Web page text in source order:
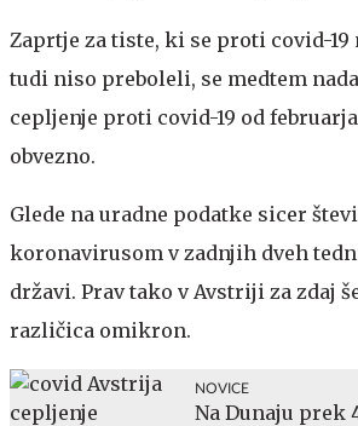
Zaprtje za tiste, ki se proti covid-
tudi niso preboleli, se medtem
cepljenje proti covid-19 od
obvezno.
Glede na uradne podatke sicer
koronavirusom v zadnjih dveh
državi. Prav tako v Avstriji za zdaj
različica omikron.
NOVICE
Na Dunaju prek